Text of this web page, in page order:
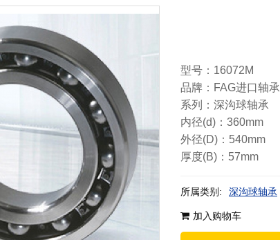
型号：16072M
品牌：FAG进口轴承
系列：深沟球轴承
内径(d)：360mm
外径(D)：540mm
厚度(B)：57mm
所属类别: 深沟球轴承
加入购物车